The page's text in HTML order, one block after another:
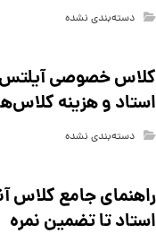
دسته‌بندی نشده
کلاس خصوصی آیلتس
استاد و هزینه کلاس‌ها
دسته‌بندی نشده
راهنمای جامع کلاس
استاد تا تضمین نمره